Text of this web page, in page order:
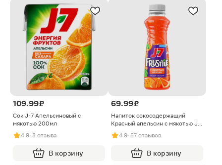
109.99 ₽
Сок J-7 Апельсиновый с
мякотью 200мл
4.9· 3 отзыва
В корзину
69.99 ₽
Напиток сокосодержащий
Красный апельсин с мякотью J7
Frustyle 385мл
4.9· 57 отзывов
В корзину